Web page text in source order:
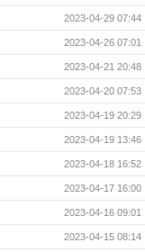
2023-04-29 07:44
2023-04-26 07:01
2023-04-21 20:48
2023-04-20 07:53
2023-04-19 20:29
2023-04-19 13:46
2023-04-18 16:52
2023-04-17 16:00
2023-04-16 09:01
2023-04-15 08:14